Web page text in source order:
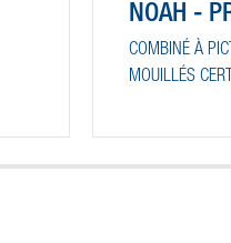
NOAH -
COMBINÉ À
MOUILLÉS